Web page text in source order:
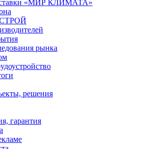
«МИР КЛИМАТА»
рынка
решения
гарантия